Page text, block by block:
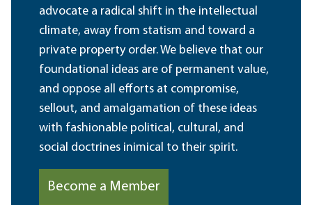
advocate a radical shift in the intellectual
climate, away from statism and toward a
private property order. We believe that our
foundational ideas are of permanent value,
and oppose all efforts at compromise,
sellout, and amalgamation of these ideas
with fashionable political, cultural, and
social doctrines inimical to their spirit.
Become a Member